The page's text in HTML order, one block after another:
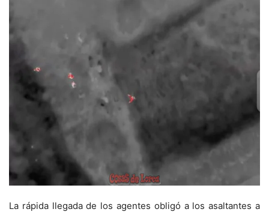
La rápida llegada de los agentes obligó a los asaltantes a